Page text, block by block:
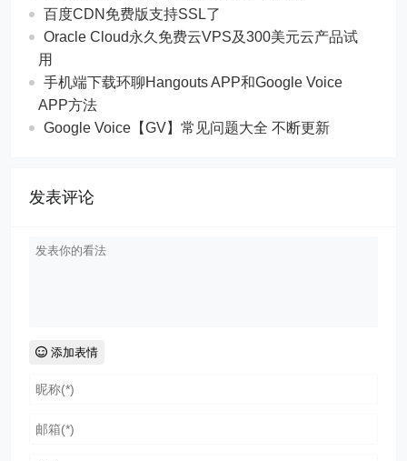
百度CDN免费版支持SSL了
Oracle Cloud永久免费云VPS及300美元云产品试
用
手机端下载环聊Hangouts APP和Google Voice
APP方法
Google Voice【GV】常见问题大全 不断更新
发表评论
添加表情